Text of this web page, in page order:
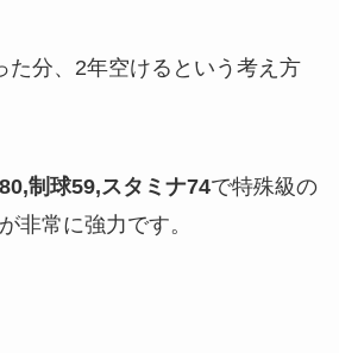
た分、2年空けるという考え方
制球59,スタミナ74で特殊級の
非常に強力です。